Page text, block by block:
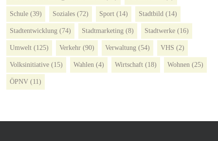
Schule (39) Soziales (72) Sport (14) Stadtbild (14)
Stadtentwicklung (74) Stadtmarketing (8) Stadtwerke (16)
Umwelt (125) Verkehr (90) Verwaltung (54) VHS (2)
Volksinitiative (15) Wahlen (4) Wirtschaft (18) Wohnen (25)
ÖPNV (11)